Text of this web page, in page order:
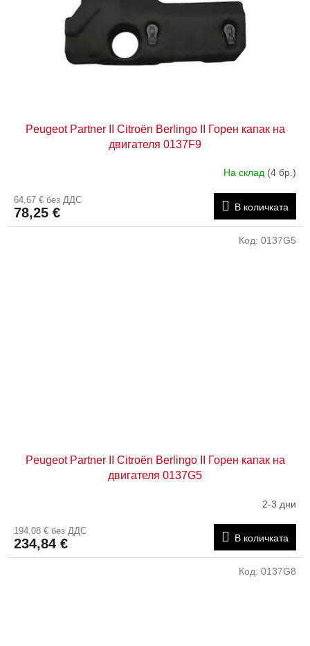
Peugeot Partner II Citroën Berlingo II Горен капак на
двигателя 0137F9
На склад (4 бр.)
64,67 € без ДДС
78,25 € В количката
Peugeot Partner II Citroën Berlingo II Горен капак на
двигателя 0137G5
2-3 дни
194,08 € без ДДС
234,84 € В количката
Код: 0137G5
Код: 0137G8